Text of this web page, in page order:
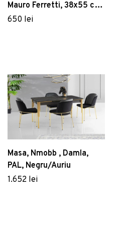
Mauro Ferretti, 38x55 cm
/ 33x50 cm, fier/sticla,
650 lei
Masa, Nmobb , Damla,
PAL, Negru/Auriu
1.652 lei